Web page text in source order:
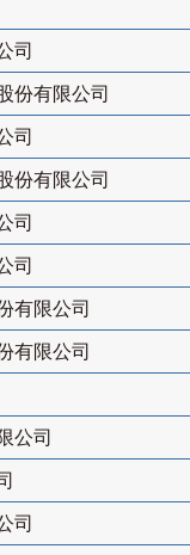
司
份有限公司
司
份有限公司
司
司
有限公司
有限公司
公司
司